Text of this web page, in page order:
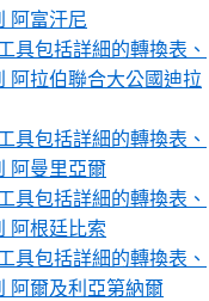
阿富汗尼
具包括詳細的轉換表、
阿拉伯聯合大公國迪拉
具包括詳細的轉換表、
阿曼里亞爾
具包括詳細的轉換表、
阿根廷比索
具包括詳細的轉換表、
阿爾及利亞第納爾